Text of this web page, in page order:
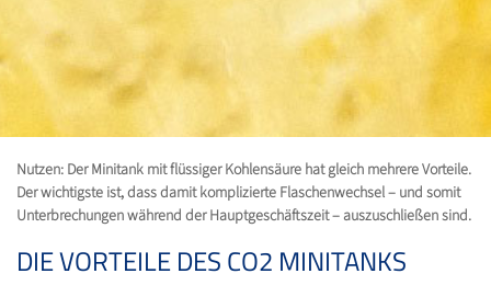
Nutzen: Der Minitank mit flüssiger Kohlensäure hat gleich mehrere Vorteile.
Der wichtigste ist, dass damit komplizierte Flaschenwechsel – und somit
Unterbrechungen während der Hauptgeschäftszeit – auszuschließen sind.
DIE VORTEILE DES CO2 MINITANKS